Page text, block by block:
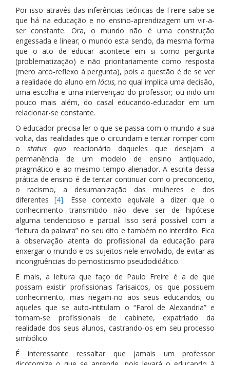
Por isso através das inferências teóricas de Freire sabe-se
que há na educação e no ensino-aprendizagem um vir-a-
ser constante. Ora, o mundo não é uma construção
engessada e linear; o mundo esta sendo, da mesma forma
que o ato de educar acontece em si como pergunta
(problematização) e não prioritariamente como resposta
(mero arco-reflexo à pergunta), pois a questão é de se ver
a realidade do aluno em lócus, no qual implica uma decisão,
uma escolha e uma intervenção do professor; ou indo um
pouco mais além, do casal educando-educador em um
relacionar-se constante.
O educador precisa ler o que se passa com o mundo a sua
volta, das realidades que o circundam e tentar romper com
o status quo reacionário daqueles que desejam a
permanência de um modelo de ensino antiquado,
pragmático e ao mesmo tempo alienador. A escrita dessa
prática de ensino é de tentar continuar com o preconceito,
o racismo, a desumanização das mulheres e dos
diferentes[4]. Esse contexto equivale a dizer que o
conhecimento transmitido não deve ser de hipótese
alguma tendencioso e parcial. Isso será possível com a
“leitura da palavra” no seu dito e também no interdito. Fica
a observação atenta do profissional da educação para
enxergar o mundo e os sujeitos nele envolvido, de evitar as
incongruências do pernosticismo pseudodidático.
E mais, a leitura que faço de Paulo Freire é a de que
possam existir profissionais farisaicos, os que possuem
conhecimento, mas negam-no aos seus educandos; ou
aqueles que se auto-intitulam o “Farol de Alexandria” e
tornam-se profissionais de cabinete, expatriado da
realidade dos seus alunos, castrando-os em seu processo
simbólico.
É interessante ressaltar que jamais um professor